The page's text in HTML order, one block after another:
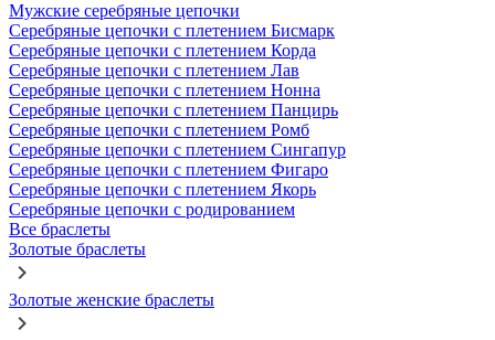
Мужские серебряные цепочки
Серебряные цепочки с плетением Бисмарк
Серебряные цепочки с плетением Корда
Серебряные цепочки с плетением Лав
Серебряные цепочки с плетением Нонна
Серебряные цепочки с плетением Панцирь
Серебряные цепочки с плетением Ромб
Серебряные цепочки с плетением Сингапур
Серебряные цепочки с плетением Фигаро
Серебряные цепочки с плетением Якорь
Серебряные цепочки с родированием
Все браслеты
Золотые браслеты
Золотые женские браслеты